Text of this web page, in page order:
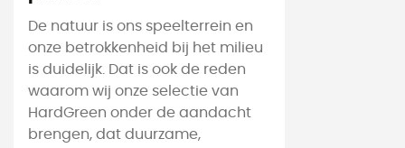
De natuur is ons speelterrein en
onze betrokkenheid bij het milieu
is duidelijk. Dat is ook de reden
waarom wij onze selectie van
HardGreen onder de aandacht
brengen, dat duurzame,